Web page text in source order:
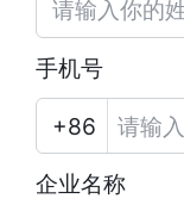
手机号
企业名称